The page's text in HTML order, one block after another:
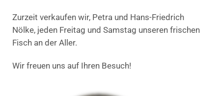
Zurzeit verkaufen wir, Petra und Hans-Friedrich
Nölke, jeden Freitag und Samstag unseren frischen
Fisch an der Aller.
Wir freuen uns auf Ihren Besuch!